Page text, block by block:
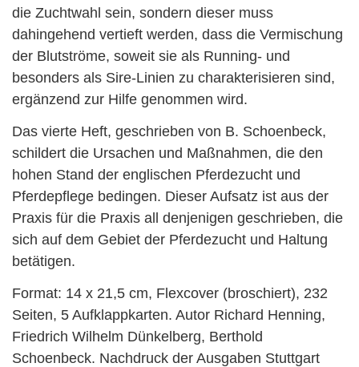
die Zuchtwahl sein, sondern dieser muss
dahingehend vertieft werden, dass die Vermischung
der Blutströme, soweit sie als Running- und
besonders als Sire-Linien zu charakterisieren sind,
ergänzend zur Hilfe genommen wird.
Das vierte Heft, geschrieben von B. Schoenbeck,
schildert die Ursachen und Maßnahmen, die den
hohen Stand der englischen Pferdezucht und
Pferdepflege bedingen. Dieser Aufsatz ist aus der
Praxis für die Praxis all denjenigen geschrieben, die
sich auf dem Gebiet der Pferdezucht und Haltung
betätigen.
Format: 14 x 21,5 cm, Flexcover (broschiert), 232
Seiten, 5 Aufklappkarten. Autor Richard Henning,
Friedrich Wilhelm Dünkelberg, Berthold
Schoenbeck. Nachdruck der Ausgaben Stuttgart